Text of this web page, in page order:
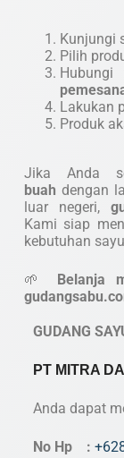
Kunjungi
Pilih
Lakukan
Produk
Jika Anda
buah dengan
luar negeri,
Kami siap
kebutuhan
🌱
Belanja
GUDANG
PT MITRA
Anda dapat
No Hp :